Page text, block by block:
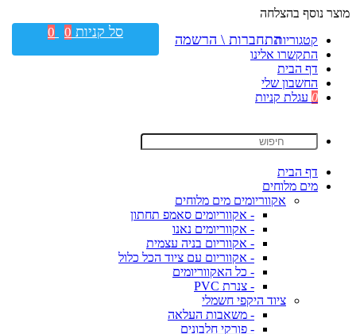
מוצר נוסף בהצלחה
קטגוריות
התקשרו אלינו
דף הבית
החשבון שלי
0 עגלת קניות
דף הבית
מים מלוחים
אקווריומים מים מלוחים
- אקווריומים סאמפ תחתון
- אקווריומים נאנו
- אקווריום בניה עצמית
- אקווריום עם ציוד הכל כלול
- כל האקווריומים
- צנרת PVC
ציוד היקפי חשמלי
- משאבות העלאה
- פורקי חלבונים
התחברות \ הרשמה סל קניות 0
0